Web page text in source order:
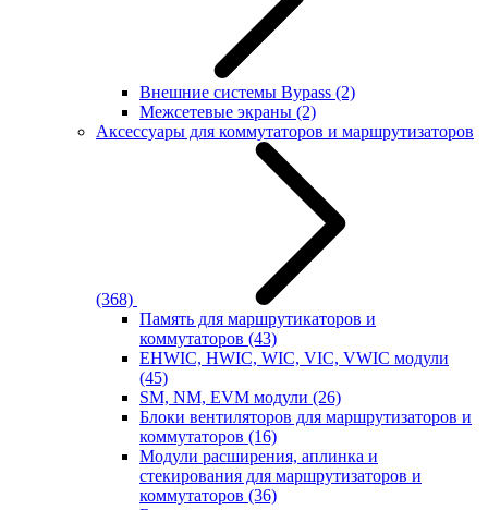
Внешние системы Bypass (2)
Межсетевые экраны (2)
Аксессуары для коммутаторов и маршрутизаторов
(368)
Память для маршрутикаторов и
коммутаторов (43)
EHWIC, HWIC, WIC, VIC, VWIC модули
(45)
SM, NM, EVM модули (26)
Блоки вентиляторов для маршрутизаторов и
коммутаторов (16)
Модули расширения, аплинка и
стекирования для маршрутизаторов и
коммутаторов (36)